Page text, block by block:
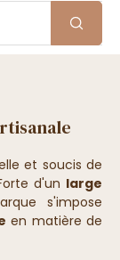
et soucis de
d'un large
s'impose
en matière de